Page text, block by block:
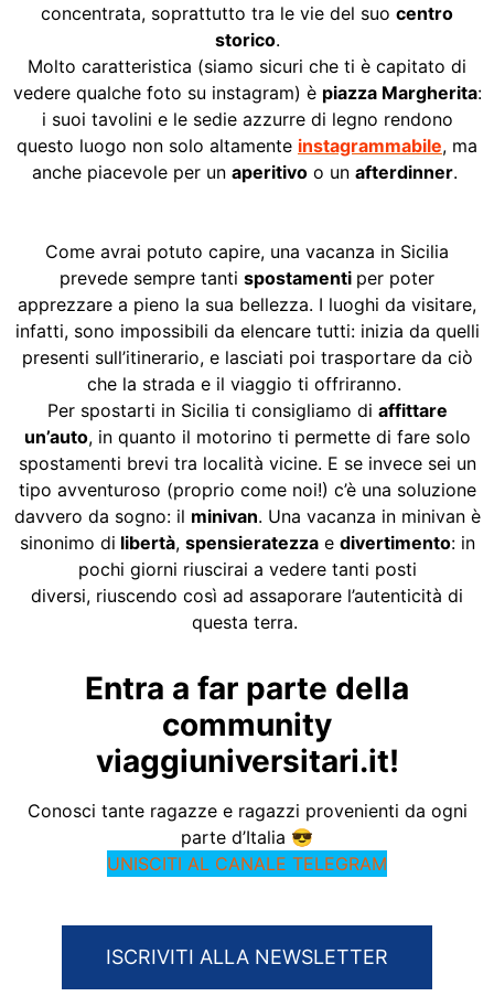
concentrata, soprattutto tra le vie del suo centro
storico.
Molto caratteristica (siamo sicuri che ti è capitato di
vedere qualche foto su instagram) è piazza Margherita:
i suoi tavolini e le sedie azzurre di legno rendono
questo luogo non solo altamente instagrammabile, ma
anche piacevole per un aperitivoo un afterdinner.
Come avrai potuto capire, una vacanza in Sicilia
prevede sempre tanti spostamenti per poter
apprezzare a pieno la sua bellezza. I luoghi da visitare,
infatti, sono impossibili da elencare tutti: inizia da quelli
presenti sull’itinerario, e lasciati poi trasportare da ciò
che la strada e il viaggio ti offriranno.
Per spostarti in Sicilia ti consigliamo di affittare
un’auto, in quanto il motorino ti permette di fare solo
spostamenti brevi tra località vicine. E se invece sei un
tipo avventuroso (proprio come noi!) c’è una soluzione
davvero da sogno: il minivan. Una vacanza in minivan è
sinonimo di libertà, spensieratezzae divertimento: in
pochi giorni riuscirai a vedere tanti posti
diversi, riuscendo così ad assaporare l’autenticità di
questa terra.
Entra a far parte della
community
viaggiuniversitari.it!
Conosci tante ragazze e ragazzi provenienti da ogni
parte d’Italia 😎
UNISCITI AL CANALE TELEGRAM
ISCRIVITI ALLA NEWSLETTER